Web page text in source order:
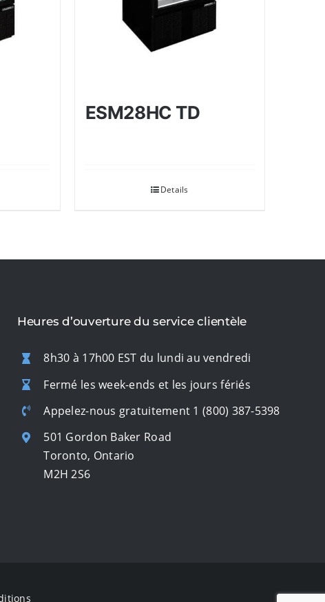
ESM28HC TD
Details
Heures d’ouverture du service clientèle
8h30 à 17h00 EST du lundi au vendredi
Fermé les week-ends et les jours fériés
Appelez-nous gratuitement 1 (800) 387-5398
501 Gordon Baker Road
Toronto, Ontario
M2H 2S6